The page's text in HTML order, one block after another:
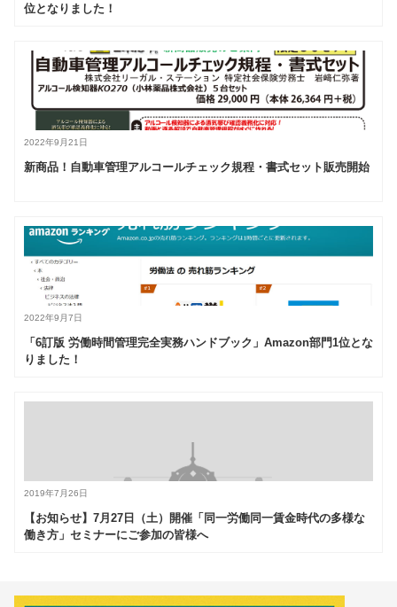
位となりました！
2022年9月21日
新商品！自動車管理アルコールチェック規程・書式セット販売開始
2022年9月7日
「6訂版 労働時間管理完全実務ハンドブック」Amazon部門1位とな
りました！
2019年7月26日
【お知らせ】7月27日（土）開催「同一労働同一賃金時代の多様な
働き方」セミナーにご参加の皆様へ